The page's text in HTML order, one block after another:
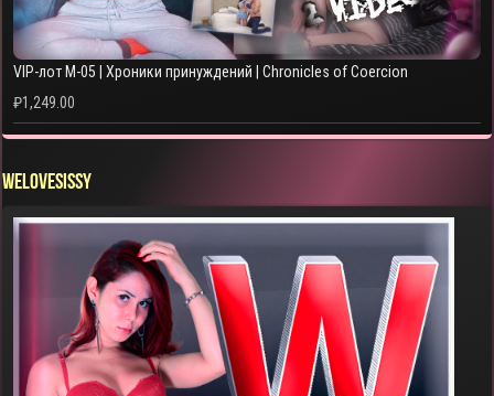
VIP-лот M-05 | Хроники принуждений | Chronicles of Coercion
₽1,249.00
WELOVESISSY